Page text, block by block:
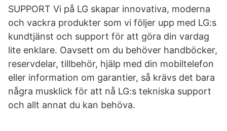
SUPPORT Vi på LG skapar innovativa, moderna
och vackra produkter som vi följer upp med LG:s
kundtjänst och support för att göra din vardag
lite enklare. Oavsett om du behöver handböcker,
reservdelar, tillbehör, hjälp med din mobiltelefon
eller information om garantier, så krävs det bara
några musklick för att nå LG:s tekniska support
och allt annat du kan behöva.